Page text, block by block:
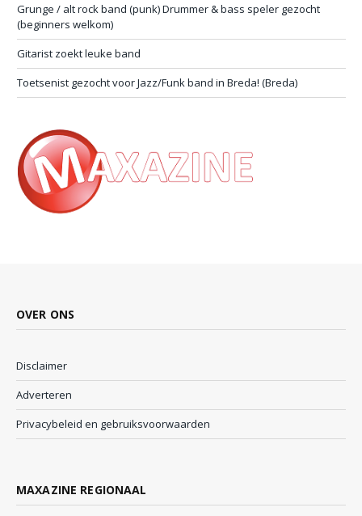
Grunge / alt rock band (punk) Drummer & bass speler gezocht
(beginners welkom)
Gitarist zoekt leuke band
Toetsenist gezocht voor Jazz/Funk band in Breda! (Breda)
OVER ONS
Disclaimer
Adverteren
Privacybeleid en gebruiksvoorwaarden
MAXAZINE REGIONAAL